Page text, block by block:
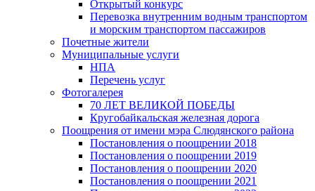
Открытый конкурс
Перевозка внутренним водным транспортом
и морским транспортом пассажиров
Почетные жители
Муниципальные услуги
НПА
Перечень услуг
Фотогалерея
70 ЛЕТ ВЕЛИКОЙ ПОБЕДЫ
Кругобайкальская железная дорога
Поощрения от имени мэра Слюдянского района
Постановления о поощрении 2018
Постановления о поощрении 2019
Постановления о поощрении 2020
Постановления о поощрении 2021